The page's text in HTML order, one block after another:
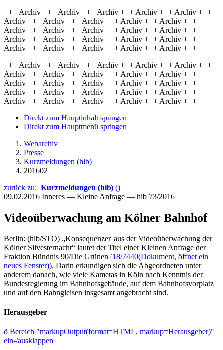
+++ Archiv +++ Archiv +++ Archiv +++ Archiv +++ Archiv +++
Archiv +++ Archiv +++ Archiv +++ Archiv +++ Archiv +++
Archiv +++ Archiv +++ Archiv +++ Archiv +++ Archiv +++
Archiv +++ Archiv +++ Archiv +++ Archiv +++ Archiv +++
Archiv +++ Archiv +++ Archiv +++ Archiv +++ Archiv +++
+++ Archiv +++ Archiv +++ Archiv +++ Archiv +++ Archiv +++
Archiv +++ Archiv +++ Archiv +++ Archiv +++ Archiv +++
Archiv +++ Archiv +++ Archiv +++ Archiv +++ Archiv +++
Archiv +++ Archiv +++ Archiv +++ Archiv +++ Archiv +++
Archiv +++ Archiv +++ Archiv +++ Archiv +++ Archiv +++
Direkt zum Hauptinhalt springen
Direkt zum Hauptmenü springen
Webarchiv
Presse
Kurzmeldungen (hib)
201602
zurück zu: Kurzmeldungen (hib) ()
09.02.2016 Inneres — Kleine Anfrage — hib 73/2016
Videoüberwachung am Kölner Bahnhof
Berlin: (hib/STO) „Konsequenzen aus der Videoüberwachung der
Kölner Silvesternacht“ lautet der Titel einer Kleinen Anfrage der
Fraktion Bündnis 90/Die Grünen (18/7440(Dokument, öffnet ein
neues Fenster)). Darin erkundigen sich die Abgeordneten unter
anderem danach, wie viele Kameras in Köln nach Kenntnis der
Bundesregierung im Bahnhofsgebäude, auf dem Bahnhofsvorplatz
und auf den Bahngleisen insgesamt angebracht sind.
Herausgeber
ö Bereich "markupOutput(format=HTML, markup=Herausgeber)"
ein-/ausklappen